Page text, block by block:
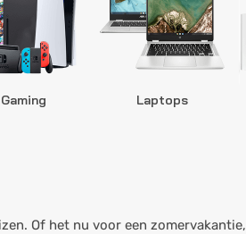
Gaming Laptops
Of het nu voor een zomervakantie,